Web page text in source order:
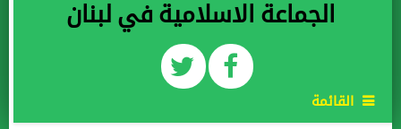
الجماعة الاسلامية في لبنان
القائمة